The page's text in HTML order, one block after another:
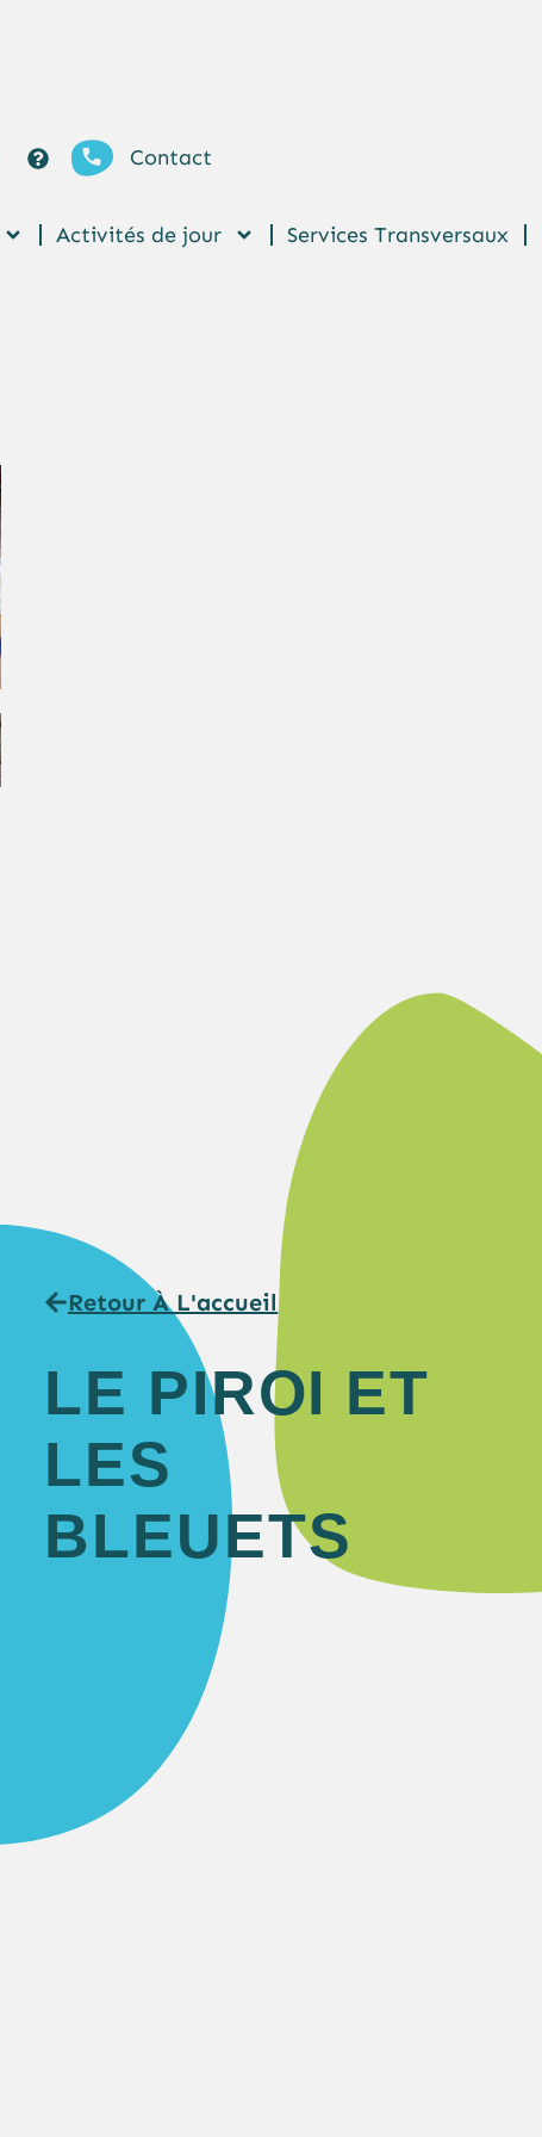
Contact
Activités de jour Services Transversaux
Retour À L'accueil
LE PIROI ET
LES
BLEUETS